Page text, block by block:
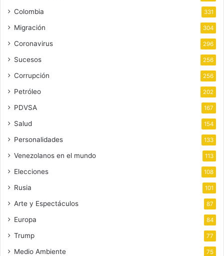
Colombia 331
Migración 304
Coronavirus 296
Sucesos 256
Corrupción 256
Petróleo 202
PDVSA 167
Salud 154
Personalidades 133
Venezolanos en el mundo 113
Elecciones 108
Rusia 101
Arte y Espectáculos 87
Europa 84
Trump 77
Medio Ambiente 75